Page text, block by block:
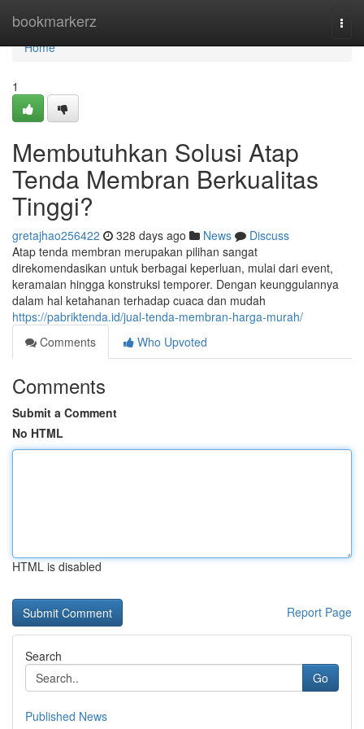
bookmarkerz
Home
Home
1
Membutuhkan Solusi Atap
Tenda Membran Berkualitas
Tinggi?
gretajhao256422 328 days ago News
Discuss
Atap tenda membran merupakan pilihan sangat
direkomendasikan untuk berbagai keperluan, mulai dari event,
keramaian hingga konstruksi temporer. Dengan keunggulannya
dalam hal ketahanan terhadap cuaca dan mudah
https://pabriktenda.id/jual-tenda-membran-harga-murah/
Comments
Who Upvoted
Comments
Submit a Comment
No HTML
HTML is disabled
Report Page
Search
Go
Published News